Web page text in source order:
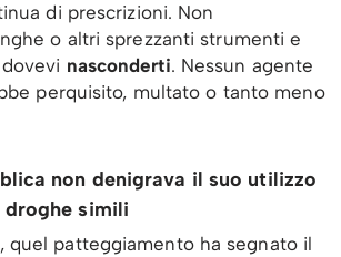
di prescrizioni. Non
o altri sprezzanti strumenti e
nasconderti. Nessun agente
perquisito, multato o tanto meno
non denigrava il suo utilizzo
simili
quel patteggiamento ha segnato il